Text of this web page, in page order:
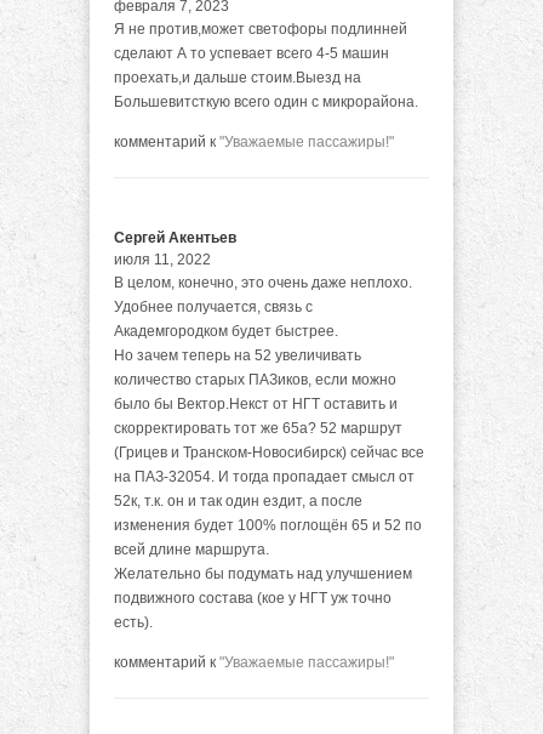
февраля 7, 2023
Я не против,может светофоры подлинней
сделают А то успевает всего 4-5 машин
проехать,и дальше стоим.Выезд на
Большевитсткую всего один с микрорайона.
комментарий к "Уважаемые пассажиры!"
Сергей Акентьев
июля 11, 2022
В целом, конечно, это очень даже неплохо.
Удобнее получается, связь с
Академгородком будет быстрее.
Но зачем теперь на 52 увеличивать
количество старых ПАЗиков, если можно
было бы Вектор.Некст от НГТ оставить и
скорректировать тот же 65а? 52 маршрут
(Грицев и Транском-Новосибирск) сейчас все
на ПАЗ-32054. И тогда пропадает смысл от
52к, т.к. он и так один ездит, а после
изменения будет 100% поглощён 65 и 52 по
всей длине маршрута.
Желательно бы подумать над улучшением
подвижного состава (кое у НГТ уж точно
есть).
комментарий к "Уважаемые пассажиры!"